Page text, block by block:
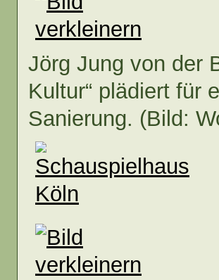
Jörg Jung von der
Kultur“ plädiert für
Sanierung. (Bild: